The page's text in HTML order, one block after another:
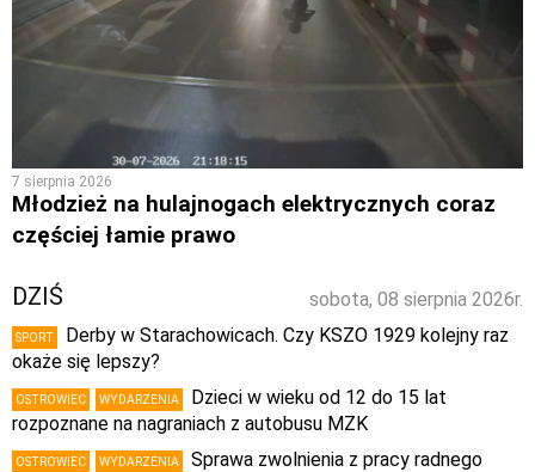
7 sierpnia 2026
Młodzież na hulajnogach elektrycznych coraz
częściej łamie prawo
sobota, 08 sierpnia 2026r.
DZIŚ
SPORT
Derby w Starachowicach. Czy KSZO 1929 kolejny raz
okaże się lepszy?
OSTROWIEC WYDARZENIA
Dzieci w wieku od 12 do 15 lat
rozpoznane na nagraniach z autobusu MZK
OSTROWIEC WYDARZENIA
Sprawa zwolnienia z pracy radnego